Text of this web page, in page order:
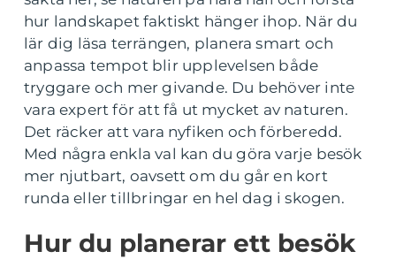
hur landskapet faktiskt hänger ihop. När du
lär dig läsa terrängen, planera smart och
anpassa tempot blir upplevelsen både
tryggare och mer givande. Du behöver inte
vara expert för att få ut mycket av naturen.
Det räcker att vara nyfiken och förberedd.
Med några enkla val kan du göra varje besök
mer njutbart, oavsett om du går en kort
runda eller tillbringar en hel dag i skogen.
Hur du planerar ett besök